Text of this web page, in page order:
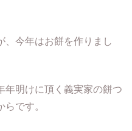
、今年はお餅を作りまし
年明けに頂く義実家の餅つ
です。